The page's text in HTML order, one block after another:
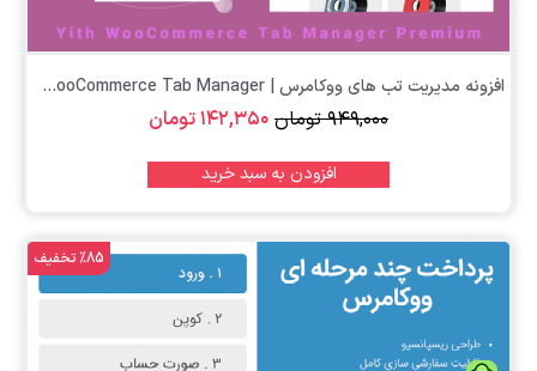
افزونه مدیریت تب های ووکامرس | Yith WooCommerce Tab Manager
۹۴۹,۰۰۰ تومان ۱۴۲,۳۵۰تومان
افزودن به سبد خرید
%85 تخفیف